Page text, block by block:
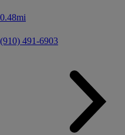
0.48mi
(910) 491-6903